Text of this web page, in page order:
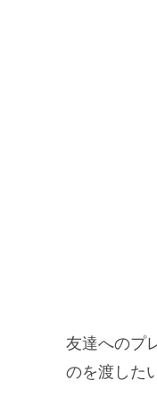
友達へのプ
のを渡した